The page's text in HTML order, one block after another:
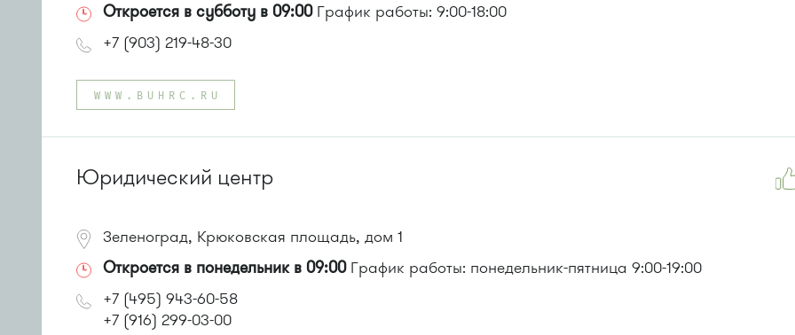
Откроется в субботу в 09:00График работы: 9:00-18:00
+7 (903) 219-48-30
WWW.BUHRC.RU
Юридический центр
Зеленоград, Крюковская площадь, дом 1
Откроется в понедельник в 09:00График работы: понедельник-пятница 9:00-19:00
+7 (495) 943-60-58
+7 (916) 299-03-00